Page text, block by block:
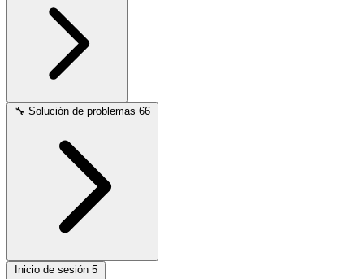
🔧 Solución de problemas 66
Inicio de sesión 5